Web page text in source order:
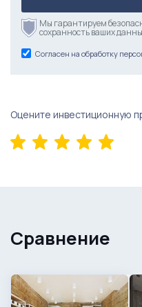
Мы гарантируем
сохранность ваших
Согласен на обработку
Оцените инвестиционную
Сравнение